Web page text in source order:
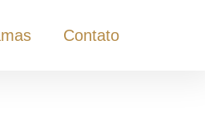
Contato